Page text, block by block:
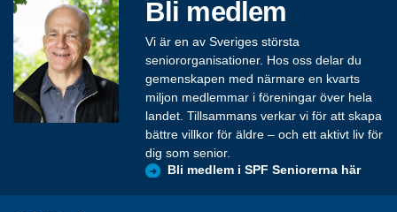
Bli medlem
Vi är en av Sveriges största
seniororganisationer. Hos oss delar du
gemenskapen med närmare en kvarts
miljon medlemmar i föreningar över hela
landet. Tillsammans verkar vi för att skapa
bättre villkor för äldre – och ett aktivt liv för
dig som senior.
Bli medlem i SPF Seniorerna här